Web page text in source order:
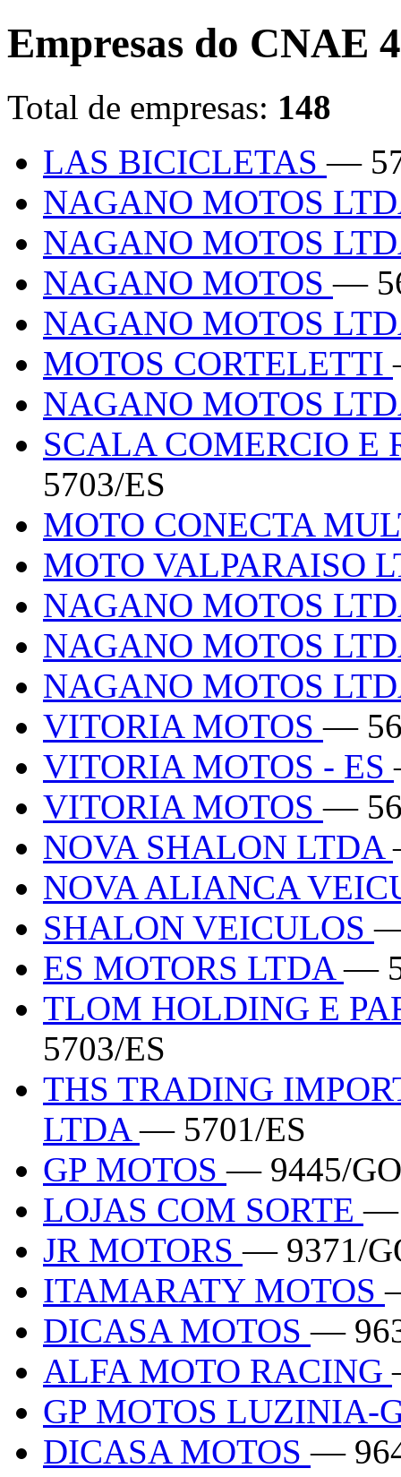
Empresas do CNAE
Total de empresas: 148
LAS BICICLETAS—
NAGANO MOTOS
NAGANO MOTOS
NAGANO MOTOS—
NAGANO MOTOS
MOTOS CORTELETTI
NAGANO MOTOS
SCALA COMERCIO E
5703/ES
MOTO CONECTA
MOTO VALPARAISO
NAGANO MOTOS
NAGANO MOTOS
NAGANO MOTOS
VITORIA MOTOS—
VITORIA MOTOS - ES
VITORIA MOTOS—
NOVA SHALON LTDA
NOVA ALIANCA
SHALON VEICULOS
ES MOTORS LTDA—
TLOM HOLDING E
5703/ES
THS TRADING
LTDA— 5701/ES
GP MOTOS— 9445/GO
LOJAS COM SORTE—
JR MOTORS— 9371/
ITAMARATY MOTOS
DICASA MOTOS—
ALFA MOTO RACING
GP MOTOS LUZINIA-
DICASA MOTOS—